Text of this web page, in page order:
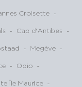
Croisette -
- Cap d'Antibes -
- Megève -
- Opio -
Île Maurice -